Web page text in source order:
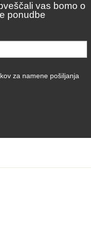
vas bomo o
ponudbe
za namene pošiljanja